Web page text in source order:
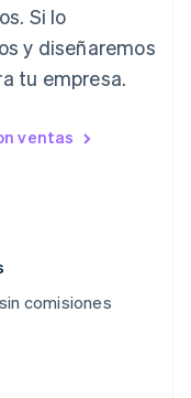
Si lo
y diseñaremos
tu empresa.
ventas
comisiones